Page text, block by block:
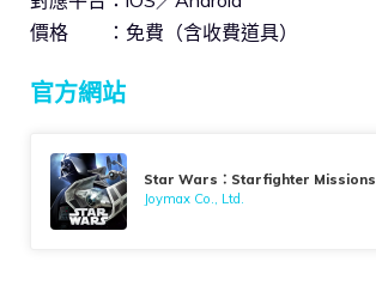
價格 ：免費（含收費道具）
官方網站
Star Wars：Starfighter Missions
Joymax Co., Ltd.